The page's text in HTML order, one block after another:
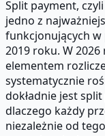
Split payment,
jedno z
funkcjonujących
2019 roku. W
elementem
systematycznie
dokładnie jest
dlaczego każdy
niezależnie od